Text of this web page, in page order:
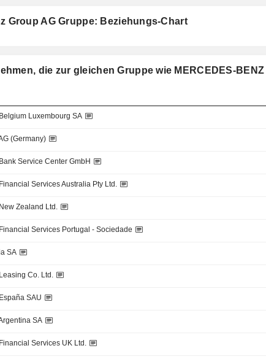
Group AG Gruppe: Beziehungs-Chart
die zur gleichen Gruppe wie MERCEDES-
Luxembourg SA
(Germany)
Service Center GmbH
Services Australia Pty Ltd.
Zealand Ltd.
Services Portugal - Sociedade
SA
Co. Ltd.
SAU
SA
Services UK Ltd.